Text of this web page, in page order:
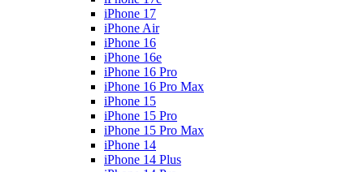
iPhone 17
iPhone Air
iPhone 16
iPhone 16e
iPhone 16 Pro
iPhone 16 Pro Max
iPhone 15
iPhone 15 Pro
iPhone 15 Pro Max
iPhone 14
iPhone 14 Plus